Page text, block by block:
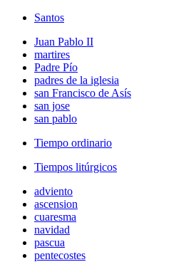
Santos
Juan Pablo II
martires
Padre Pío
padres de la iglesia
san Francisco de Asís
san jose
san pablo
Tiempo ordinario
Tiempos litúrgicos
adviento
ascension
cuaresma
navidad
pascua
pentecostes